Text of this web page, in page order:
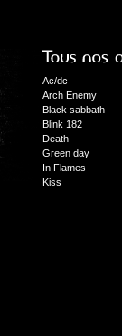
Ac/dc
Arch Enemy
Black sabbath
Blink 182
Death
Green day
In Flames
Kiss